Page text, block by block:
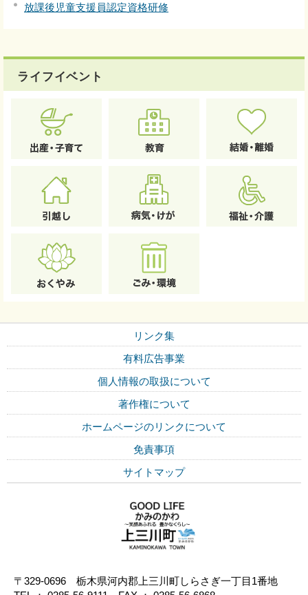
放課後児童支援員認定資格研修
ライフイベント
リンク集
有料広告事業
個人情報の取扱について
著作権について
ホームページのリンクについて
免責事項
サイトマップ
〒329-0696 栃木県河内郡上三川町しらさぎ一丁目1番地